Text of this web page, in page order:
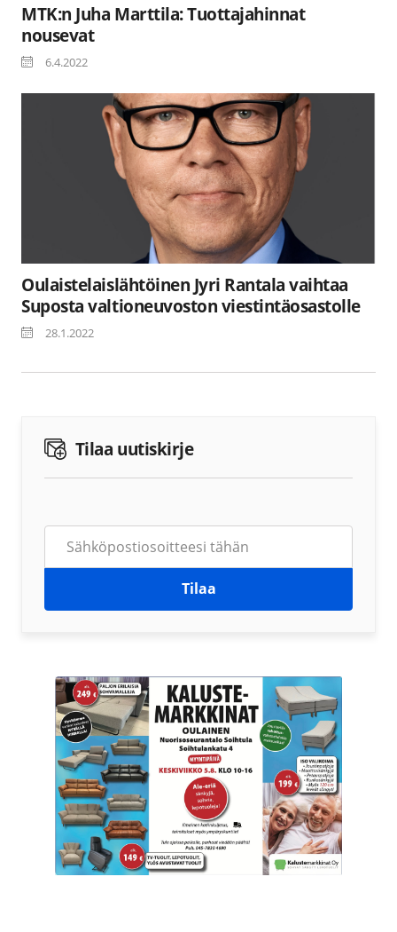
MTK:n Juha Marttila: Tuottajahinnat
nousevat
6.4.2022
Oulaistelaislähtöinen Jyri Rantala vaihtaa
Suposta valtioneuvoston viestintäosastolle
28.1.2022
Tilaa uutiskirje
Tilaa